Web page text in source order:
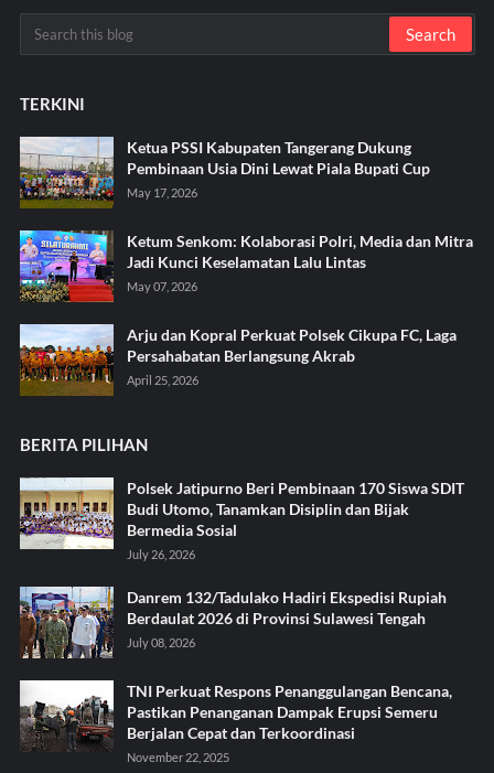
TERKINI
Ketua PSSI Kabupaten Tangerang Dukung
Pembinaan Usia Dini Lewat Piala Bupati Cup
May 17, 2026
Ketum Senkom: Kolaborasi Polri, Media dan Mitra
Jadi Kunci Keselamatan Lalu Lintas
May 07, 2026
Arju dan Kopral Perkuat Polsek Cikupa FC, Laga
Persahabatan Berlangsung Akrab
April 25, 2026
BERITA PILIHAN
Polsek Jatipurno Beri Pembinaan 170 Siswa SDIT
Budi Utomo, Tanamkan Disiplin dan Bijak
Bermedia Sosial
July 26, 2026
Danrem 132/Tadulako Hadiri Ekspedisi Rupiah
Berdaulat 2026 di Provinsi Sulawesi Tengah
July 08, 2026
TNI Perkuat Respons Penanggulangan Bencana,
Pastikan Penanganan Dampak Erupsi Semeru
Berjalan Cepat dan Terkoordinasi
November 22, 2025